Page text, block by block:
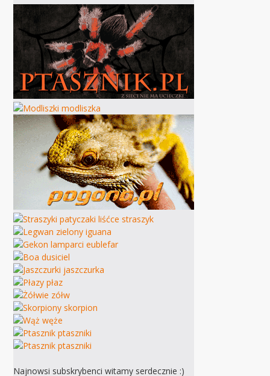
Najnowsi subskrybenci witamy serdecznie :)